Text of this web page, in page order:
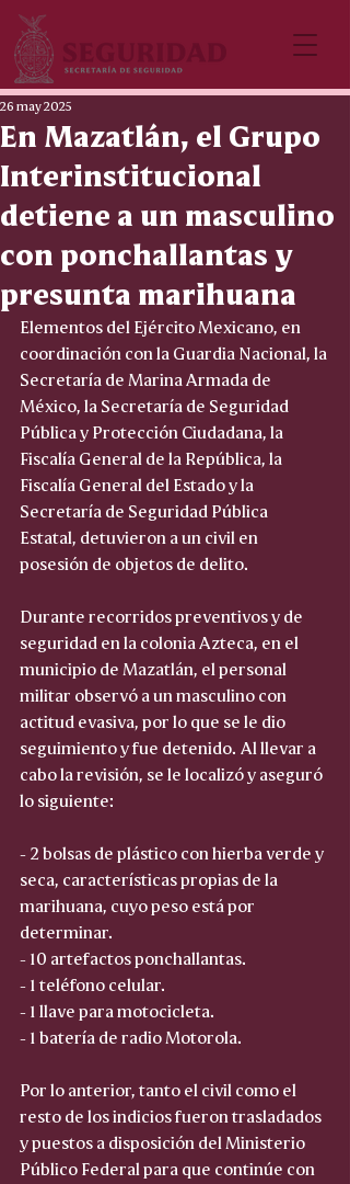
En Mazatlán, el Grupo
Interinstitucional
detiene a un masculino
con ponchallantas y
presunta marihuana
26 may 2025
Elementos del Ejército Mexicano, en
coordinación con la Guardia Nacional, la
Secretaría de Marina Armada de
México, la Secretaría de Seguridad
Pública y Protección Ciudadana, la
Fiscalía General de la República, la
Fiscalía General del Estado y la
Secretaría de Seguridad Pública
Estatal, detuvieron a un civil en
posesión de objetos de delito.
Durante recorridos preventivos y de
seguridad en la colonia Azteca, en el
municipio de Mazatlán, el personal
militar observó a un masculino con
actitud evasiva, por lo que se le dio
seguimiento y fue detenido. Al llevar a
cabo la revisión, se le localizó y aseguró
lo siguiente:
- 2 bolsas de plástico con hierba verde y
seca, características propias de la
marihuana, cuyo peso está por
determinar.
- 10 artefactos ponchallantas.
- 1 teléfono celular.
- 1 llave para motocicleta.
- 1 batería de radio Motorola.
Por lo anterior, tanto el civil como el
resto de los indicios fueron trasladados
y puestos a disposición del Ministerio
Público Federal para que continúe con